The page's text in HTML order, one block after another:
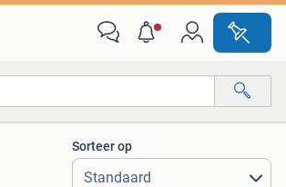
Alle afstanden…
Sorteer op